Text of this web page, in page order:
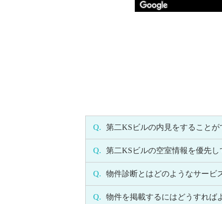
Q. 第二KSビルの内見をすることが
Q. 第二KSビルの空室情報を優先
Q. 物件診断とはどのようなサービ
Q. 物件を掲載するにはどうすれば